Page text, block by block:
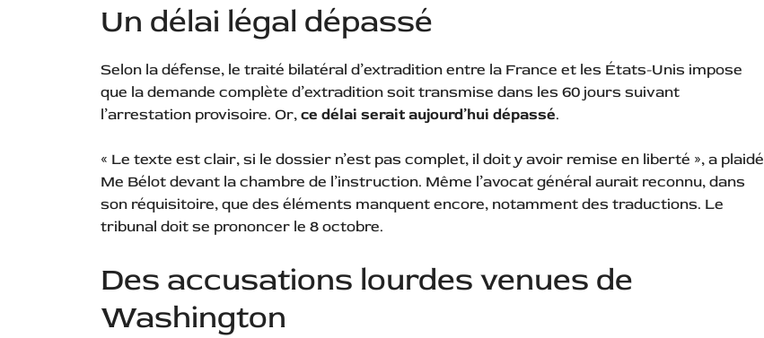
Un délai légal dépassé
Selon la défense, le traité bilatéral d’extradition entre la France et les États-Unis impose
que la demande complète d’extradition soit transmise dans les 60 jours suivant
l’arrestation provisoire. Or,ce délai serait aujourd’hui dépassé.
« Le texte est clair, si le dossier n’est pas complet, il doit y avoir remise en liberté », a plaidé
Me Bélot devant la chambre de l’instruction. Même l’avocat général aurait reconnu, dans
son réquisitoire, que des éléments manquent encore, notamment des traductions. Le
tribunal doit se prononcer le 8 octobre.
Des accusations lourdes venues de
Washington